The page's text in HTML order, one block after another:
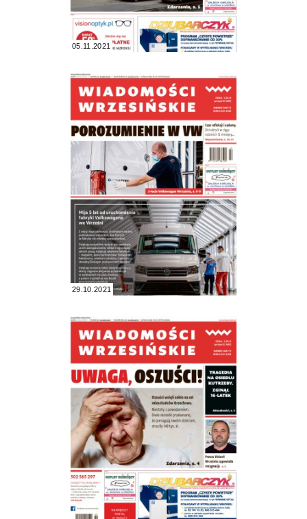
05.11.2021
29.10.2021